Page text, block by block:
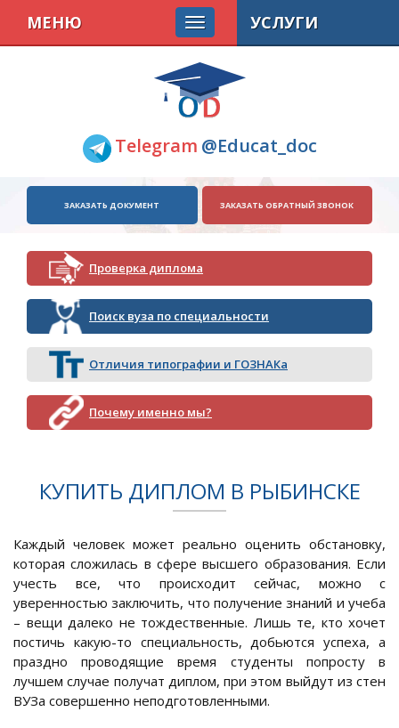
Telegram @Educat_doc
МЕНЮ
ЗАКАЗАТЬ ДОКУМЕНТ ЗАКАЗАТЬ ОБРАТНЫЙ ЗВОНОК
Проверка диплома
Поиск вуза по специальности
Отличия типографии и ГОЗНАКа
Почему именно мы?
УСЛУГИ
КУПИТЬ ДИПЛОМ В РЫБИНСКЕ
Каждый человек может реально оценить обстановку,
которая сложилась в сфере высшего образования. Если
учесть все, что происходит сейчас, можно с
уверенностью заключить, что получение знаний и учеба
– вещи далеко не тождественные. Лишь те, кто хочет
постичь какую-то специальность, добьются успеха, а
праздно проводящие время студенты попросту в
лучшем случае получат диплом, при этом выйдут из стен
ВУЗа совершенно неподготовленными.